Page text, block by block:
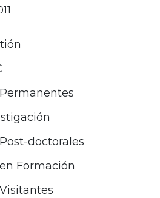
doctorales
Formación